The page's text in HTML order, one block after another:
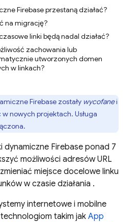
Firebase przestaną działać?
na migrację?
linki będą nadal działać?
zachowania lub
utworzonych domen
w linkach?
Firebase zostały wycofanei
nowych projektach. Usługa
dynamiczne Firebase ponad 7
możliwości adresów URL
miejsce docelowe linku
w czasie działania .
internetowe i mobilne
takim jakApp